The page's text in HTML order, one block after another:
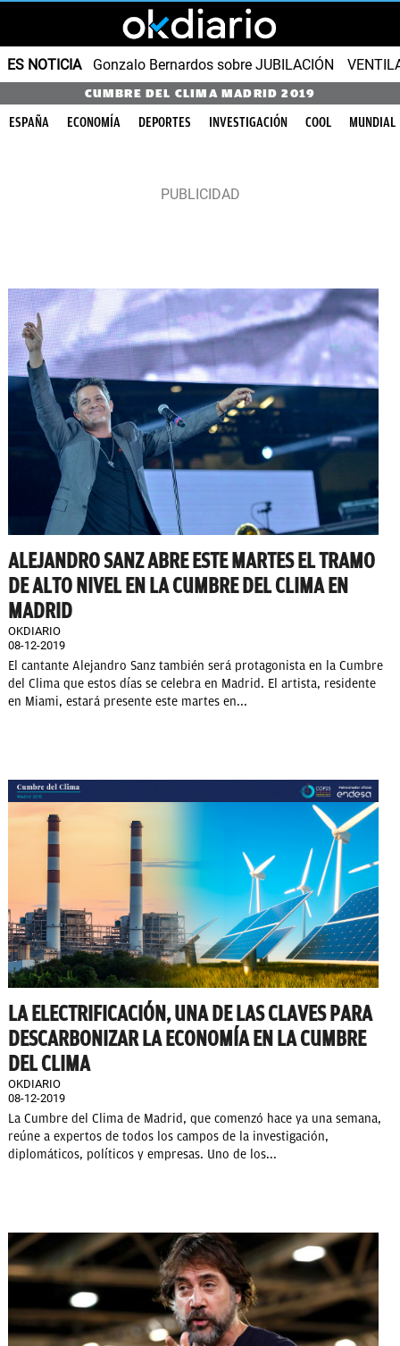
ES NOTICIA Gonzalo Bernardos sobre JUBILACIÓN
CUMBRE DEL CLIMA MADRID 2019
ESPAÑA ECONOMÍA DEPORTES INVESTIGACIÓN COOL MUNDIAL
ALEJANDRO SANZ ABRE ESTE MARTES EL TRAMO
DE ALTO NIVEL EN LA CUMBRE DEL CLIMA EN
MADRID
OKDIARIO
08-12-2019
El cantante Alejandro Sanz también será protagonista en la Cumbre
del Clima que estos días se celebra en Madrid. El artista, residente
en Miami, estará presente este martes en...
LA ELECTRIFICACIÓN, UNA DE LAS CLAVES PARA
DESCARBONIZAR LA ECONOMÍA EN LA CUMBRE
DEL CLIMA
OKDIARIO
08-12-2019
La Cumbre del Clima de Madrid, que comenzó hace ya una semana,
reúne a expertos de todos los campos de la investigación,
diplomáticos, políticos y empresas. Uno de los...